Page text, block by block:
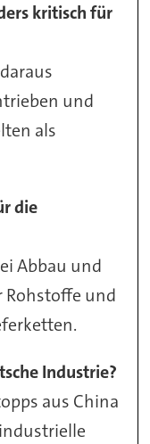
kritisch für
und
als
die
Abbau und
Rohstoffe und
Industrie?
aus China